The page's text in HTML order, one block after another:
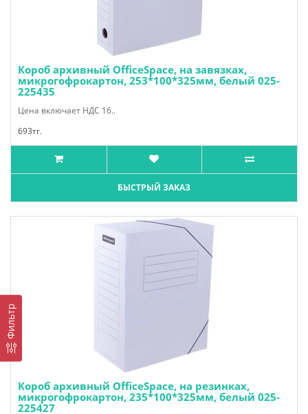
Фильтр
Короб архивный OfficeSpace, на завязках,
микрогофрокартон, 253*100*325мм, белый 025-
225435
Цена включает НДС 16..
693тг.
БЫСТРЫЙ ЗАКАЗ
Короб архивный OfficeSpace, на резинках,
микрогофрокартон, 235*100*325мм, белый 025-
225427